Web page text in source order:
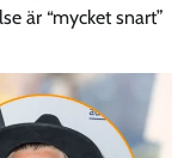
är “mycket snart”